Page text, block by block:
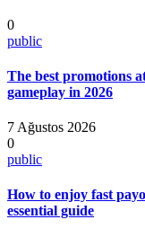
0
public
The best promotions
gameplay in 2026
7 Ağustos 2026
0
public
How to enjoy fast
essential guide